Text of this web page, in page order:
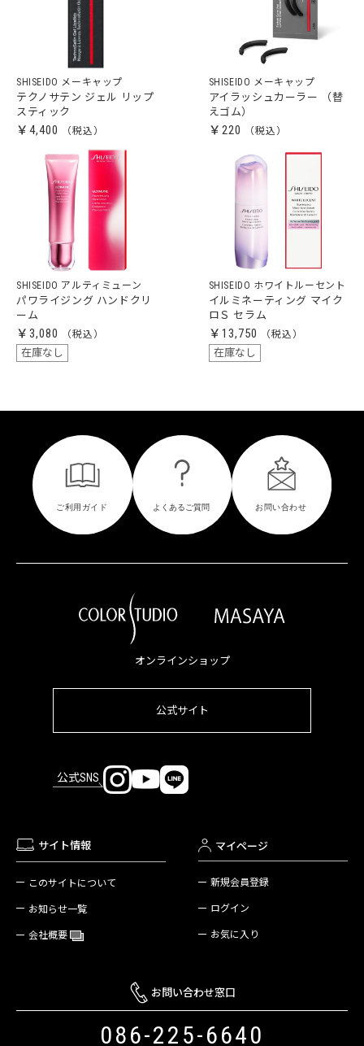
SHISEIDO メーキャップ
テクノサテン ジェル リップ
スティック
￥4,400
SHISEIDO メーキャップ
アイラッシュカーラー （替
えゴム）
￥220
SHISEIDO アルティミューン
パワライジング ハンドクリ
ーム
￥3,080
在庫なし
SHISEIDO ホワイトルーセント
イルミネーティング マイク
ロＳ セラム
￥13,750
在庫なし
オンラインショップ
公式サイト
公式SNS
サイト情報
このサイトについて
お知らせ一覧
会社概要
マイページ
新規会員登録
ログイン
お気に入り
お問い合わせ窓口
086-225-6640